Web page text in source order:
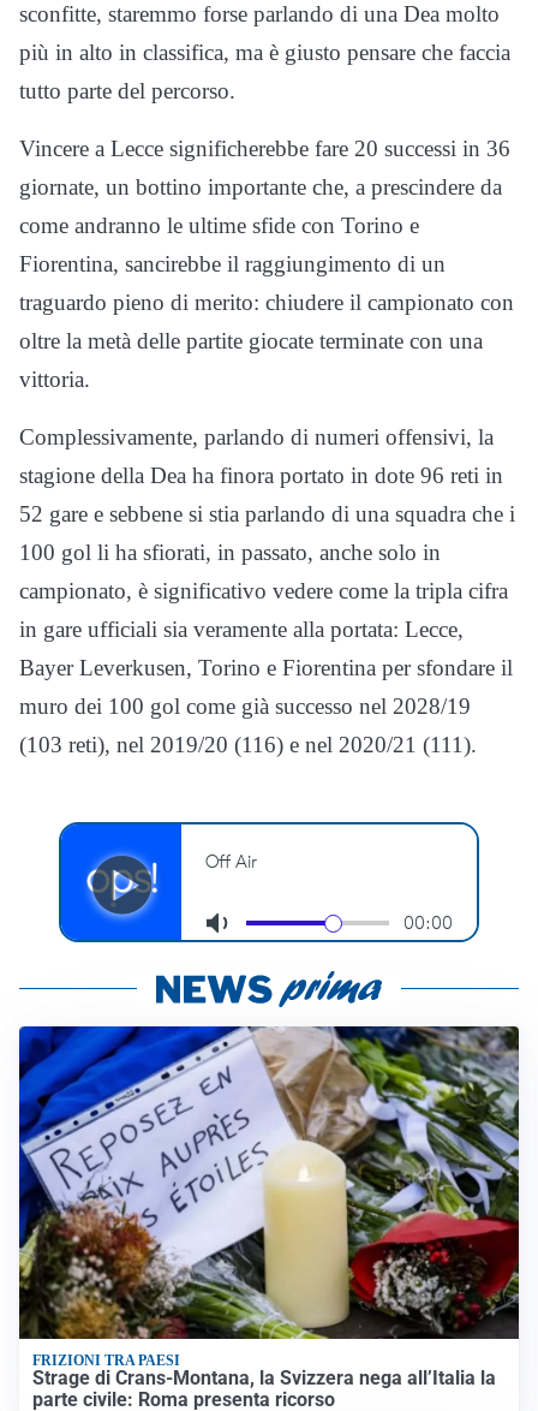
sconfitte, staremmo forse parlando di una Dea molto
più in alto in classifica, ma è giusto pensare che faccia
tutto parte del percorso.
Vincere a Lecce significherebbe fare 20 successi in 36
giornate, un bottino importante che, a prescindere da
come andranno le ultime sfide con Torino e
Fiorentina, sancirebbe il raggiungimento di un
traguardo pieno di merito: chiudere il campionato con
oltre la metà delle partite giocate terminate con una
vittoria.
Complessivamente, parlando di numeri offensivi, la
stagione della Dea ha finora portato in dote 96 reti in
52 gare e sebbene si stia parlando di una squadra che i
100 gol li ha sfiorati, in passato, anche solo in
campionato, è significativo vedere come la tripla cifra
in gare ufficiali sia veramente alla portata: Lecce,
Bayer Leverkusen, Torino e Fiorentina per sfondare il
muro dei 100 gol come già successo nel 2028/19
(103 reti), nel 2019/20 (116) e nel 2020/21 (111).
FRIZIONI TRA PAESI
Strage di Crans-Montana, la Svizzera nega all’Italia la
parte civile: Roma presenta ricorso